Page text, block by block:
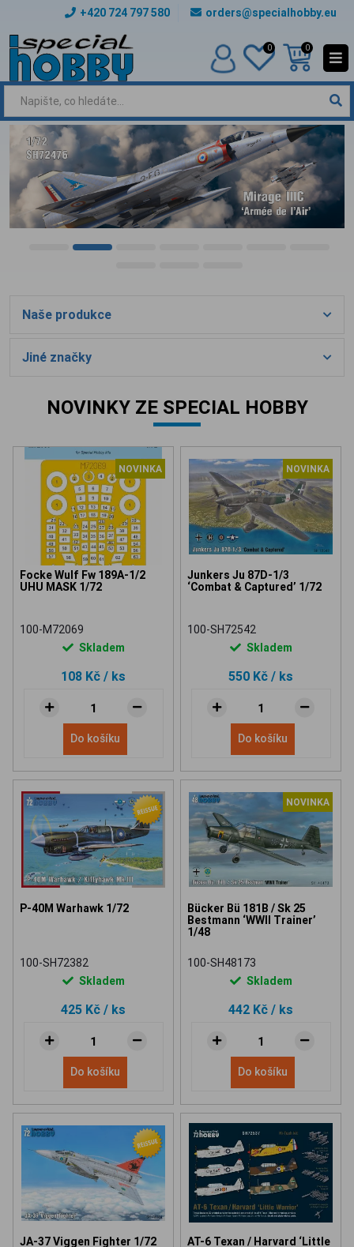
orders@specialhobby.eu
+420 724 797 580
0 0
Naše produkce
Jiné značky
NOVINKY ZE SPECIAL HOBBY
NOVINKA
Focke Wulf Fw 189A-1/2
UHU MASK 1/72
100-M72069
Skladem
108 Kč / ks
Do košíku
NOVINKA
Junkers Ju 87D-1/3
‘Combat & Captured’ 1/72
100-SH72542
Skladem
550 Kč / ks
Do košíku
P-40M Warhawk 1/72
100-SH72382
Skladem
425 Kč / ks
Do košíku
NOVINKA
Bücker Bü 181B / Sk 25
Bestmann ‘WWII Trainer’
1/48
100-SH48173
Skladem
442 Kč / ks
Do košíku
JA-37 Viggen Fighter 1/72
AT-6 Texan / Harvard ‘Little